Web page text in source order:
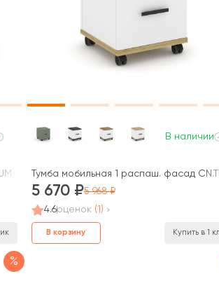
007 A 420x420x448 Концепт / Concept
В наличии
Тумба мобильная 1 распаш. фасад
5 670
5 968
4.6оценок (1)
В корзину Купить в 1
%